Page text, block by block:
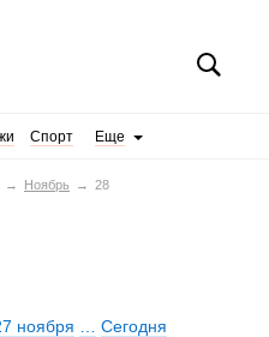
Спорт Еще
Ноябрь 28
ноября Сегодня